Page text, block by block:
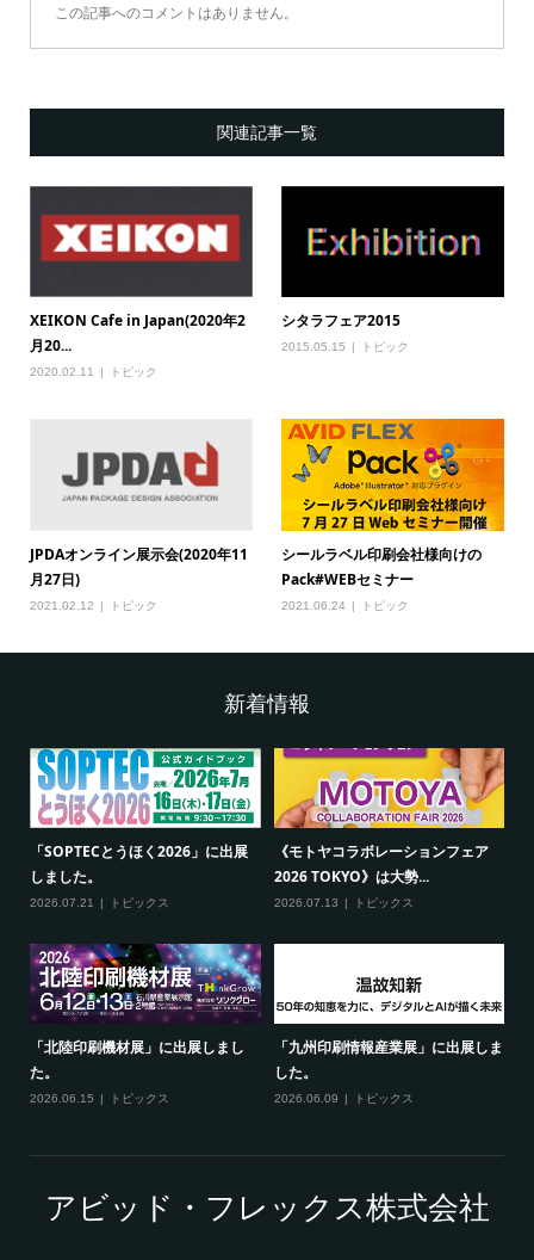
この記事へのコメントはありません。
関連記事一覧
XEIKON Cafe in Japan(2020年2
月20...
2020.02.11 トピック
シタラフェア2015
2015.05.15 トピック
JPDAオンライン展示会(2020年11
月27日)
2021.02.12 トピック
シールラベル印刷会社様向けの
Pack#WEBセミナー
2021.06.24 トピック
新着情報
「SOPTECとうほく2026」に出展
しました。
2026.07.21 トピックス
《モトヤコラボレーションフェア
2026 TOKYO》は大勢...
2026.07.13 トピックス
「北陸印刷機材展」に出展しまし
た。
2026.06.15 トピックス
「九州印刷情報産業展」に出展しま
した。
2026.06.09 トピックス
アビッド・フレックス株式会社